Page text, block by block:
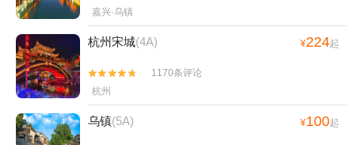
嘉兴·乌镇
杭州宋城(4A) ¥224起


1170条评论
杭州
乌镇(5A) ¥100起